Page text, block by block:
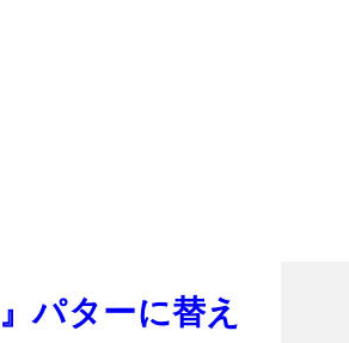
パターに替え